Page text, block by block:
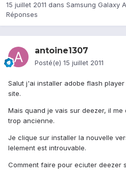
15 juillet 2011 dans Samsung Galaxy
Réponses
antoine1307
Posté(e) 15 juillet 2011
Salut j'ai installer adobe flash player
site.
Mais quand je vais sur deezer, il
trop ancienne.
Je clique sur installer la nouvelle
lelement est introuvable.
Comment faire pour eciuter deezer